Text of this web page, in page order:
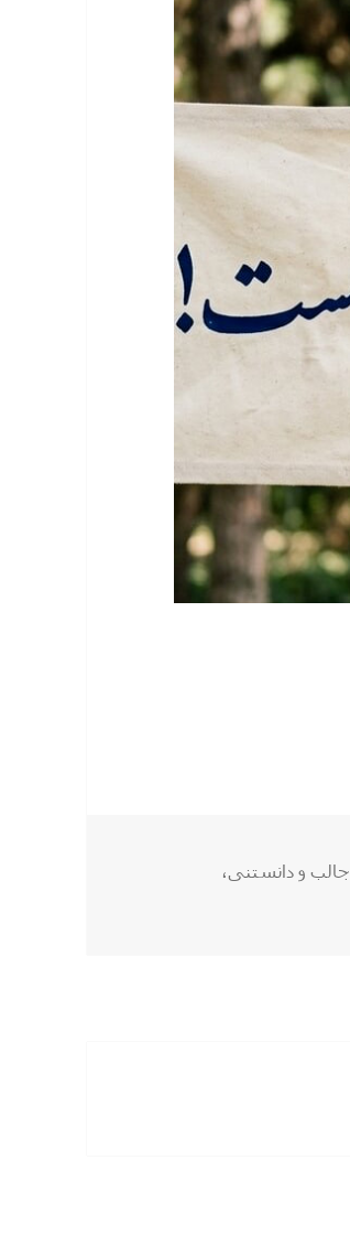
جالب و دانستنی،
هست!